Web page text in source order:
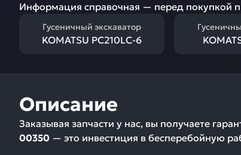
Информация справочная — перед покупкой
Гусеничный экскаватор
KOMATSU PC210LC-6
Описание
Заказывая запчасти у нас, вы получаете
00350 — это инвестиция в бесперебойную